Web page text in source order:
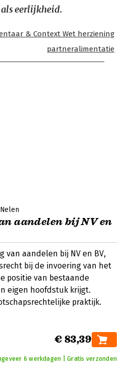
eerlijkheid.
& Context Wet herziening
partneralimentatie
aandelen bij NV en
van aandelen bij NV en BV,
bij de invoering van het
positie van bestaande
eigen hoofdstuk krijgt.
praktijk.
€ 83,39
6 werkdagen | Gratis verzonden